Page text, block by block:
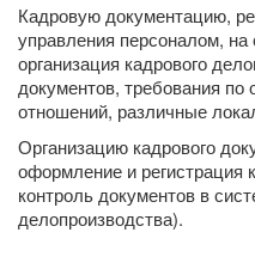
Кадровую документацию,
управления персоналом, на
организация кадрового
документов, требования
отношений, различные
Организацию кадрового
оформление и регистрация
контроль документов в
делопроизводства).